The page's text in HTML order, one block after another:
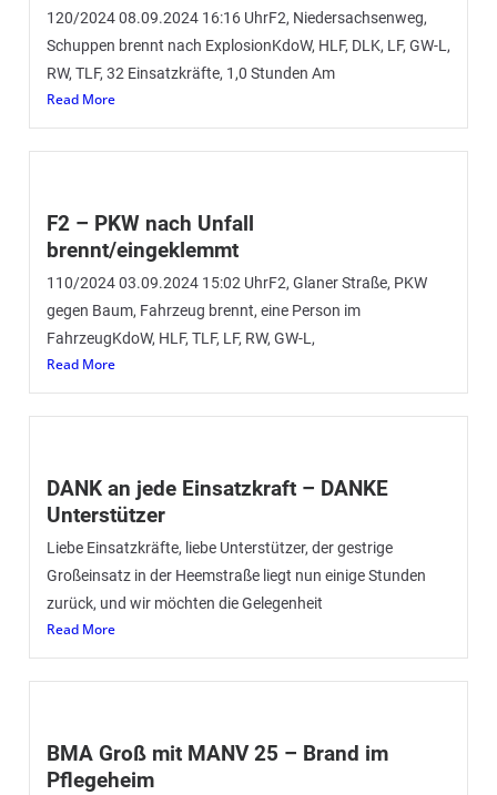
120/2024 08.09.2024 16:16 UhrF2, Niedersachsenweg,
Schuppen brennt nach ExplosionKdoW, HLF, DLK, LF, GW-L,
RW, TLF, 32 Einsatzkräfte, 1,0 Stunden Am
Read More
F2 – PKW nach Unfall
brennt/eingeklemmt
110/2024 03.09.2024 15:02 UhrF2, Glaner Straße, PKW
gegen Baum, Fahrzeug brennt, eine Person im
FahrzeugKdoW, HLF, TLF, LF, RW, GW-L,
Read More
DANK an jede Einsatzkraft – DANKE
Unterstützer
Liebe Einsatzkräfte, liebe Unterstützer, der gestrige
Großeinsatz in der Heemstraße liegt nun einige Stunden
zurück, und wir möchten die Gelegenheit
Read More
BMA Groß mit MANV 25 – Brand im
Pflegeheim